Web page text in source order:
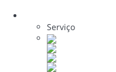
Serviço